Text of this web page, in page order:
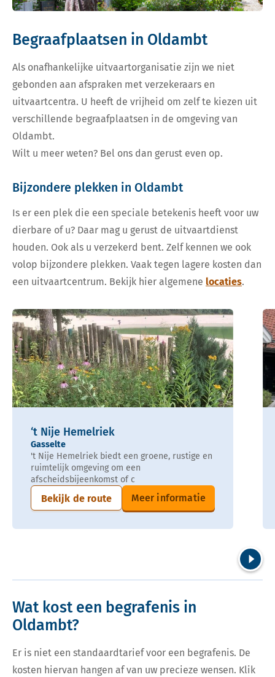
Begraafplaatsen in Oldambt
Als onafhankelijke uitvaartorganisatie zijn we niet
gebonden aan afspraken met verzekeraars en
uitvaartcentra. U heeft de vrijheid om zelf te kiezen uit
verschillende begraafplaatsen in de omgeving van
Oldambt.
Wilt u meer weten? Bel ons dan gerust even op.
Bijzondere plekken in Oldambt
Is er een plek die een speciale betekenis heeft voor uw
dierbare of u? Daar mag u gerust de uitvaartdienst
houden. Ook als u verzekerd bent. Zelf kennen we ook
volop bijzondere plekken. Vaak tegen lagere kosten dan
een uitvaartcentrum. Bekijk hier algemene locaties.
‘t Nije Hemelriek
Gasselte
't Nije Hemelriek biedt een groene, rustige en
ruimtelijk omgeving om een
afscheidsbijeenkomst of c
Bekijk de route Meer informatie
Wat kost een begrafenis in
Oldambt?
Er is niet een standaardtarief voor een begrafenis. De
kosten hiervan hangen af van uw precieze wensen. Klik